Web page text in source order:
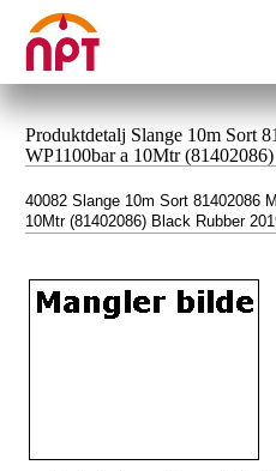
Produktdetalj Slange 10m Sort
WP1100bar a 10Mtr
40082 Slange 10m Sort 81402086
10Mtr (81402086) Black Rubber